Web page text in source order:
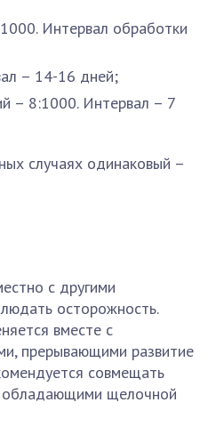
Интервал обработки
– 14-16 дней;
– 8:1000. Интервал – 7
случаях одинаковый –
с другими
осторожность.
вместе с
прерывающими развитие
совмещать
обладающими щелочной